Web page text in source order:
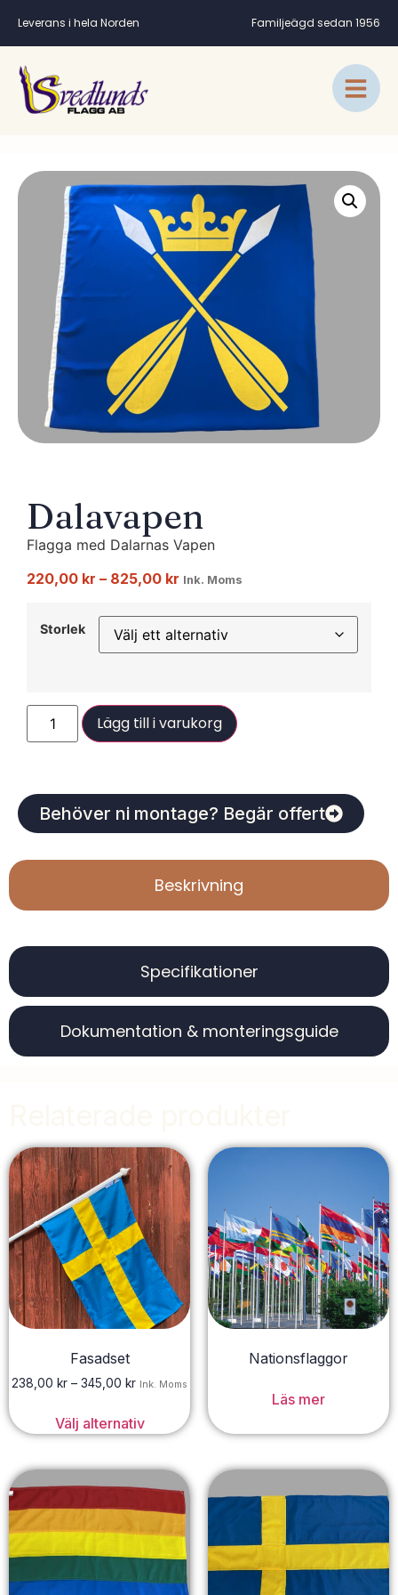
Leverans i hela Norden Familjeägd sedan 1956
Dalavapen
Flagga med Dalarnas Vapen
220,00 kr – 825,00 kr Ink. Moms
Storlek
Lägg till i varukorg
Behöver ni montage? Begär offert
Beskrivning
Specifikationer
Dokumentation & monteringsguide
Fasadset
238,00 kr – 345,00 kr Ink. Moms
Välj alternativ
Nationsflaggor
Läs mer